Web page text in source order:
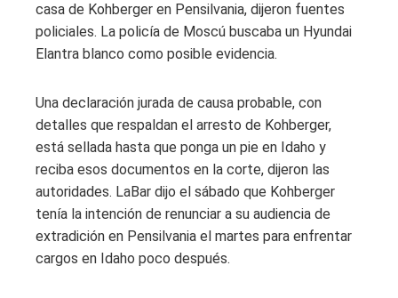
casa de Kohberger en Pensilvania, dijeron fuentes
policiales. La policía de Moscú buscaba un Hyundai
Elantra blanco como posible evidencia.
Una declaración jurada de causa probable, con
detalles que respaldan el arresto de Kohberger,
está sellada hasta que ponga un pie en Idaho y
reciba esos documentos en la corte, dijeron las
autoridades. LaBar dijo el sábado que Kohberger
tenía la intención de renunciar a su audiencia de
extradición en Pensilvania el martes para enfrentar
cargos en Idaho poco después.